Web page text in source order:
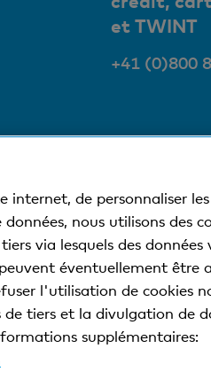
et TWINT
+41 (0)800
légalesDéclaration de
la Basler Kantonalbank.
de personnaliser les
nous utilisons des
via lesquels des données
éventuellement être
l'utilisation de cookies
de tiers et la divulgation de
supplémentaires: